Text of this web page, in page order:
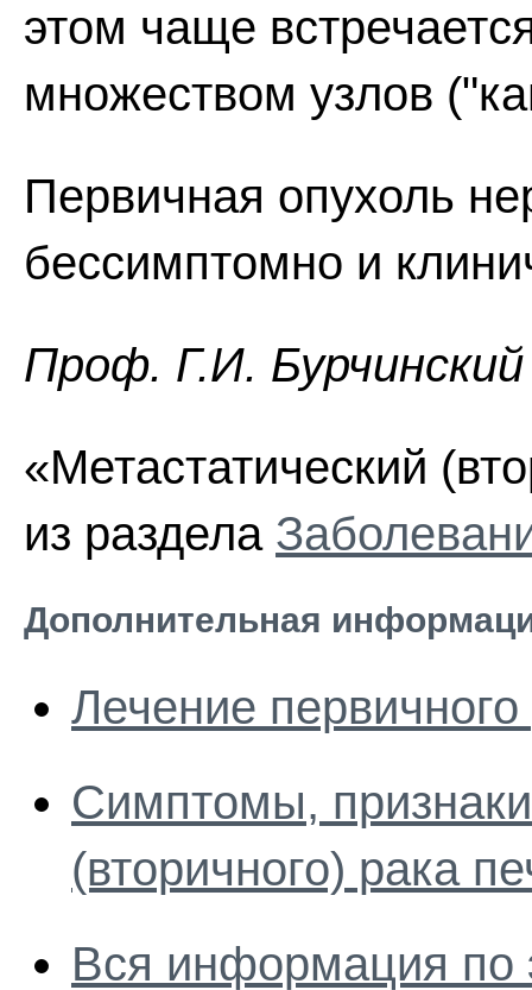
этом чаще
множеством узлов
Первичная опухоль
бессимптомно и
Проф. Г.И. Бурчинский
«Метастатический
из раздела
Дополнительная
Лечение
Симптомы,
(вторичного) рака
Вся информация по